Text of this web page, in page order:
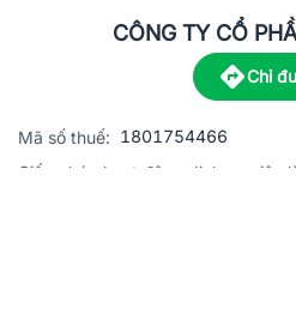
CÔNG TY CỔ
Chỉ
Mã số thuế: 1801754466
Giấy phép hoạt động dịch vụ việc